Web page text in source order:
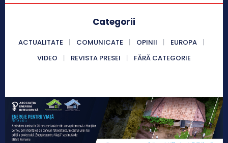
Categorii
ACTUALITATE COMUNICATE OPINII
EUROPA
VIDEO
REVISTA PRESEI FĂRĂ CATEGORIE